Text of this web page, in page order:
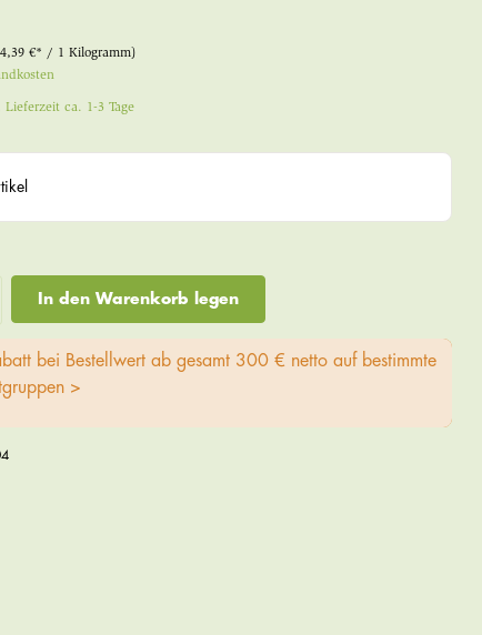
€* / 1 Kilogramm)
ca. 1-3 Tage
In den Warenkorb legen
bei Bestellwert ab gesamt 300 € netto auf bestimmte
>